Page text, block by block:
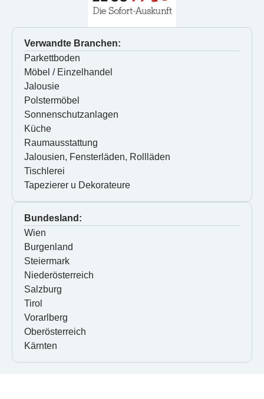
Verwandte Branchen:
Parkettboden
Möbel / Einzelhandel
Jalousie
Polstermöbel
Sonnenschutzanlagen
Küche
Raumausstattung
Jalousien, Fensterläden, Rollläden
Tischlerei
Tapezierer u Dekorateure
Bundesland:
Wien
Burgenland
Steiermark
Niederösterreich
Salzburg
Tirol
Vorarlberg
Oberösterreich
Kärnten